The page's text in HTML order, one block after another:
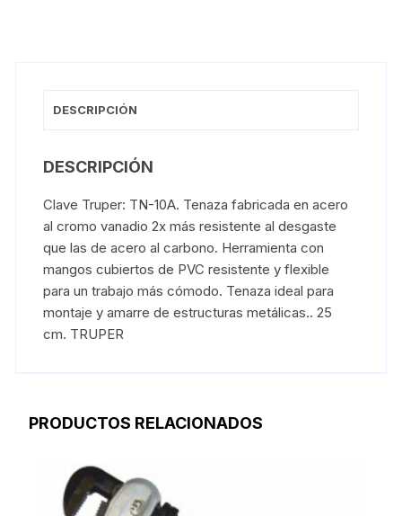
DESCRIPCIÓN
DESCRIPCIÓN
Clave Truper: TN-10A. Tenaza fabricada en acero
al cromo vanadio 2x más resistente al desgaste
que las de acero al carbono. Herramienta con
mangos cubiertos de PVC resistente y flexible
para un trabajo más cómodo. Tenaza ideal para
montaje y amarre de estructuras metálicas.. 25
cm. TRUPER
PRODUCTOS RELACIONADOS